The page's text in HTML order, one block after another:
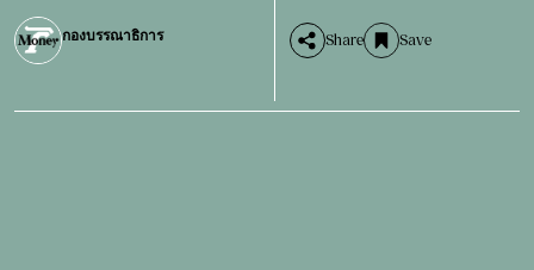
กองบรรณาธิการ Share Save